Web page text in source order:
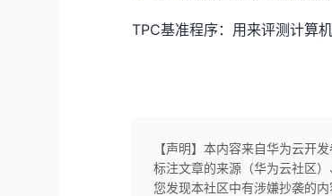
TPC基准程序：用来评测计算
【声明】本内容来自华为云开
标注文章的来源（华为云社区
您发现本社区中有涉嫌抄袭的